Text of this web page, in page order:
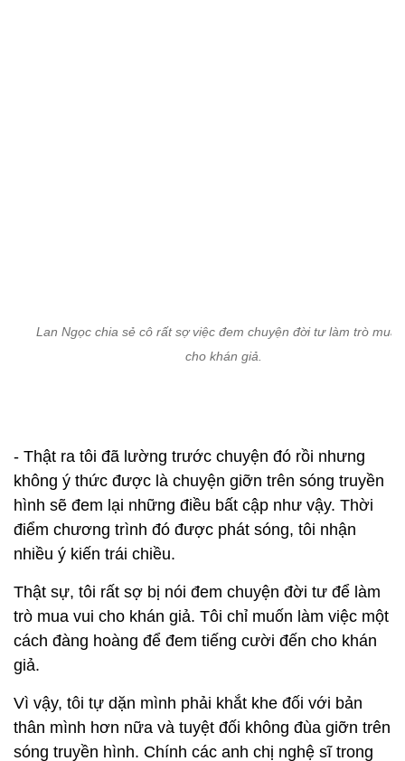
Lan Ngọc chia sẻ cô rất sợ việc đem chuyện đời tư làm trò mua
cho khán giả.
- Thật ra tôi đã lường trước chuyện đó rồi nhưng
không ý thức được là chuyện giỡn trên sóng truyền
hình sẽ đem lại những điều bất cập như vậy. Thời
điểm chương trình đó được phát sóng, tôi nhận
nhiều ý kiến trái chiều.
Thật sự, tôi rất sợ bị nói đem chuyện đời tư để làm
trò mua vui cho khán giả. Tôi chỉ muốn làm việc một
cách đàng hoàng để đem tiếng cười đến cho khán
giả.
Vì vậy, tôi tự dặn mình phải khắt khe đối với bản
thân mình hơn nữa và tuyệt đối không đùa giỡn trên
sóng truyền hình. Chính các anh chị nghệ sĩ trong